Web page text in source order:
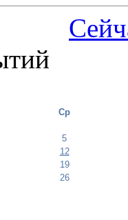
Ср
5
12
19
26